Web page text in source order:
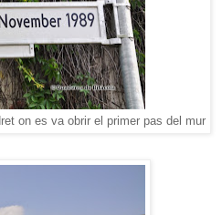
on es va obrir el primer pas del mur